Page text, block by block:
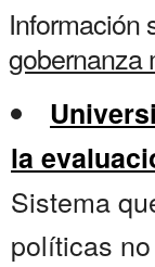
Información
gobernanza
la
Sistema
políticas